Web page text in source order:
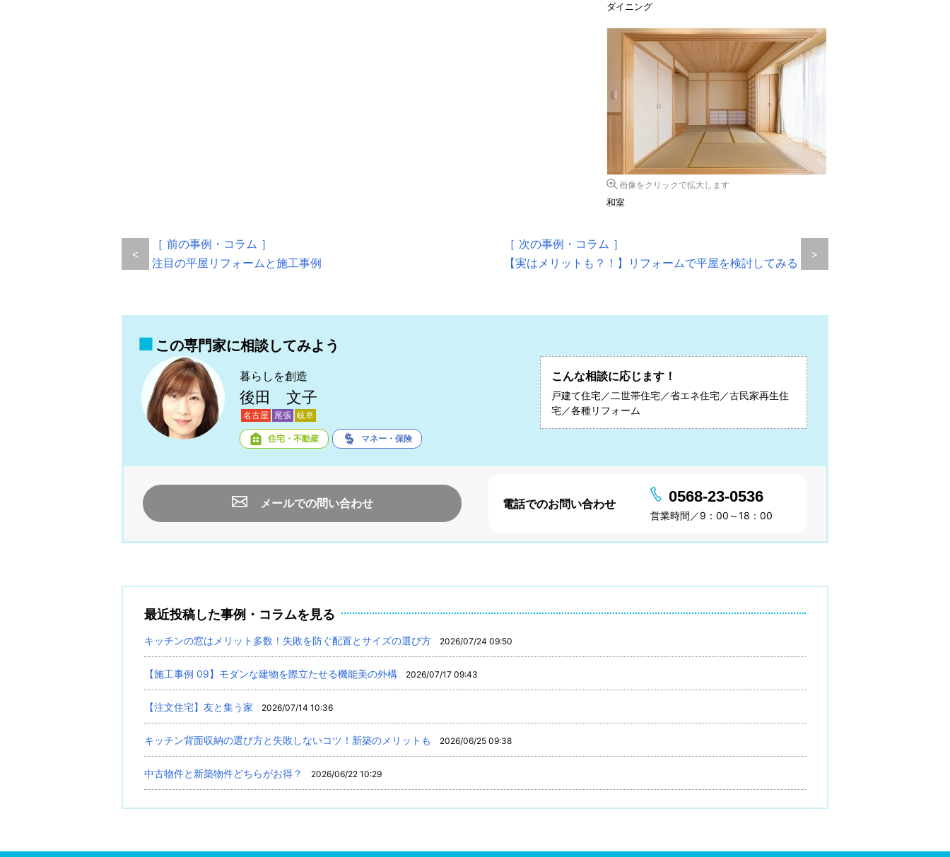
ダイニング
画像をクリックで拡大します
和室
<
［ 前の事例・コラム ］
注目の平屋リフォームと施工事例
［ 次の事例・コラム ］
【実はメリットも？！】リフォームで平屋を検討してみる
>
この専門家に相談してみよう
暮らしを創造
後田 文子
名古屋 尾張 岐阜
住宅・不動産 マネー・保険
こんな相談に応じます！
戸建て住宅／二世帯住宅／省エネ住宅／古民家再生住
宅／各種リフォーム
メールでの問い合わせ 電話でのお問い合わせ 0568-23-0536
営業時間／9：00～18：00
最近投稿した事例・コラムを見る
キッチンの窓はメリット多数！失敗を防ぐ配置とサイズの選び方 2026/07/24 09:50
【施工事例 09】モダンな建物を際立たせる機能美の外構 2026/07/17 09:43
【注文住宅】友と集う家 2026/07/14 10:36
キッチン背面収納の選び方と失敗しないコツ！新築のメリットも 2026/06/25 09:38
中古物件と新築物件どちらがお得？ 2026/06/22 10:29